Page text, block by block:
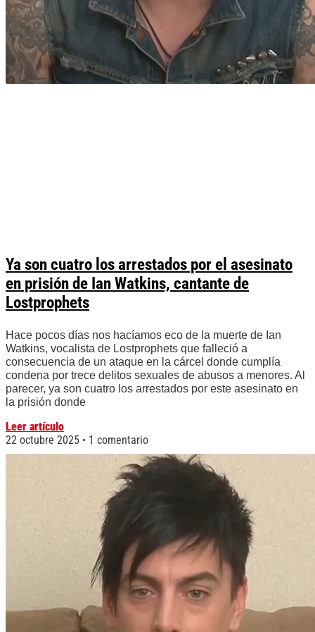
Ya son cuatro los arrestados por el asesinato
en prisión de Ian Watkins, cantante de
Lostprophets
Hace pocos días nos hacíamos eco de la muerte de Ian
Watkins, vocalista de Lostprophets que falleció a
consecuencia de un ataque en la cárcel donde cumplía
condena por trece delitos sexuales de abusos a menores. Al
parecer, ya son cuatro los arrestados por este asesinato en
la prisión donde
Leer artículo
22 octubre 2025
1 comentario